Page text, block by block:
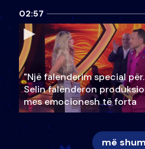
02:57
"Një falenderim special
Selin falënderon
mes emocionesh të forta
më